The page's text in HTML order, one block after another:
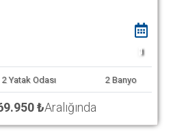
1
2 Yatak Odası 2 Banyo
₺Aralığında